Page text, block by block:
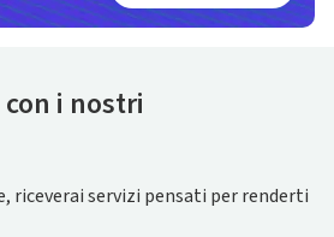
i nostri
servizi pensati per renderti